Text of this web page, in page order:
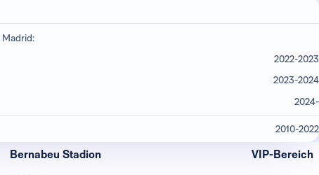
2022-2023
2023-2024
2024-
2010-2022
Bernabeu Stadion VIP-Bereich